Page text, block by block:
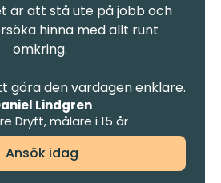
är att stå ute på jobb och
hinna med allt runt
omkring.
göra den vardagen enklare.
Lindgren
Dryft, målare i 15 år
Ansök idag